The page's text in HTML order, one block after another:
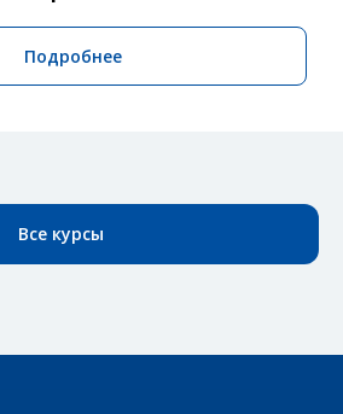
Подробнее
Все курсы